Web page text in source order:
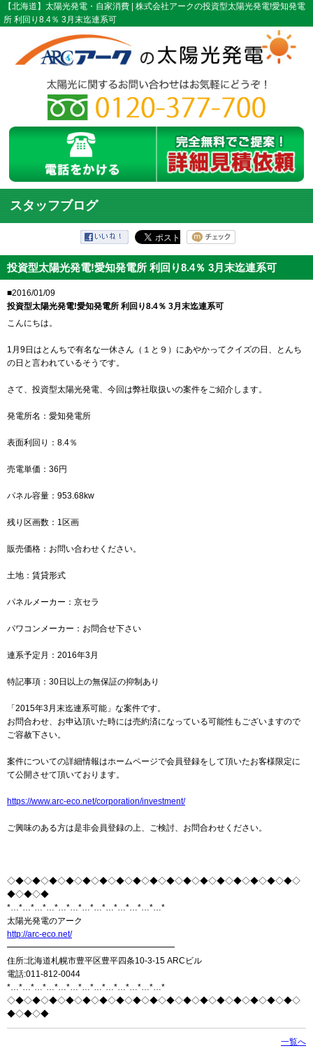
【北海道】太陽光発電・自家消費 | 株式会社アークの投資型太陽光発電!愛知発電
所 利回り8.4％ 3月末迄連系可
スタッフブログ
投資型太陽光発電!愛知発電所 利回り8.4％ 3月末迄連系可
■2016/01/09
投資型太陽光発電!愛知発電所 利回り8.4％ 3月末迄連系可
こんにちは。
1月9日はとんちで有名な一休さん（１と９）にあやかってクイズの日、とんち
の日と言われているそうです。
さて、投資型太陽光発電、今回は弊社取扱いの案件をご紹介します。
発電所名：愛知発電所
表面利回り：8.4％
売電単価：36円
パネル容量：953.68kw
残り区画数：1区画
販売価格：お問い合わせください。
土地：賃貸形式
パネルメーカー：京セラ
パワコンメーカー：お問合せ下さい
連系予定月：2016年3月
特記事項：30日以上の無保証の抑制あり
「2015年3月末迄連系可能」な案件です。
お問合わせ、お申込頂いた時には売約済になっている可能性もございますので
ご容赦下さい。
案件についての詳細情報はホームページで会員登録をして頂いたお客様限定に
て公開させて頂いております。
https://www.arc-eco.net/corporation/investment/
ご興味のある方は是非会員登録の上、ご検討、お問合わせください。
◇◆◇◆◇◆◇◆◇◆◇◆◇◆◇◆◇◆◇◆◇◆◇◆◇◆◇◆◇◆◇◆◇◆◇
◆◇◆◇◆
*…*…*…*…*…*…*…*…*…*…*…*…*…*
太陽光発電のアーク
http://arc-eco.net/
━━━━━━━━━━━━━━━━━━━━
住所:北海道札幌市豊平区豊平四条10-3-15 ARCビル
電話:011-812-0044
*…*…*…*…*…*…*…*…*…*…*…*…*…*
◇◆◇◆◇◆◇◆◇◆◇◆◇◆◇◆◇◆◇◆◇◆◇◆◇◆◇◆◇◆◇◆◇◆◇
◆◇◆◇◆
一覧へ